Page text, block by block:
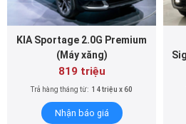
819 triệu
Trả hàng tháng từ: 14 triệu x 60
Nhận báo giá
Đăng ký lái thử